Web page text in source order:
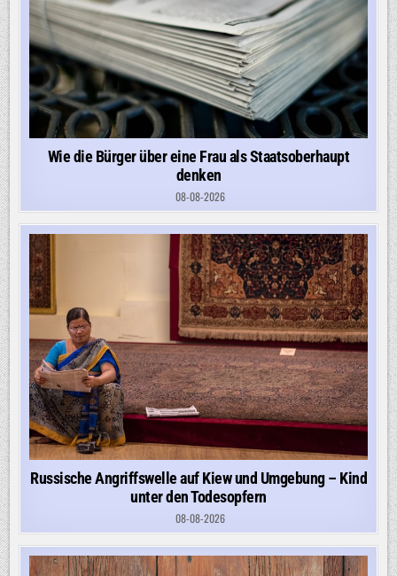
Wie die Bürger über eine Frau als Staatsoberhaupt
denken
08-08-2026
Russische Angriffswelle auf Kiew und Umgebung – Kind
unter den Todesopfern
08-08-2026